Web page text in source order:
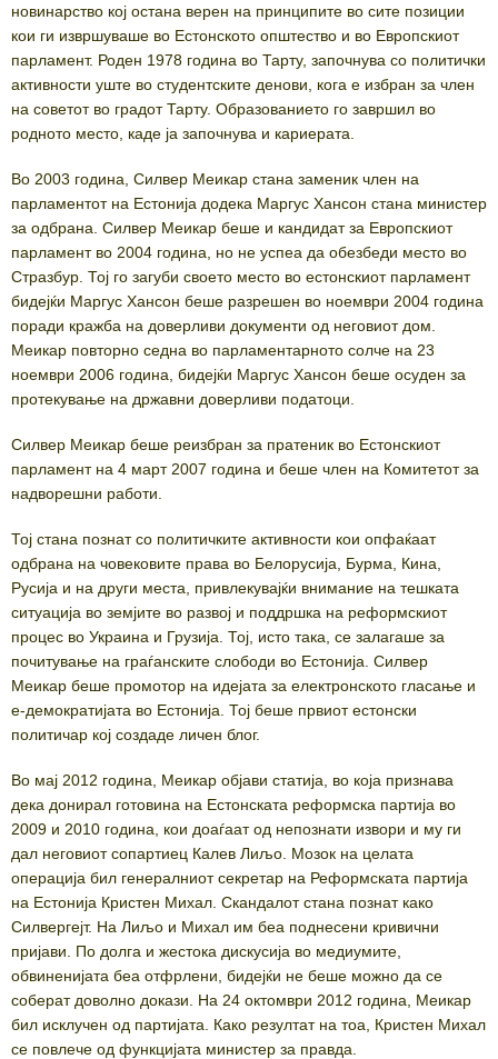
новинарство кој остана верен на принципите во сите позиции
кои ги извршуваше во Естонското општество и во Европскиот
парламент. Роден 1978 година во Тарту, започнува со политички
активности уште во студентските денови, кога е избран за член
на советот во градот Тарту. Образованието го завршил во
родното место, каде ја започнува и кариерата.
Во 2003 година, Силвер Меикар стана заменик член на
парламентот на Естонија додека Маргус Хансон стана министер
за одбрана. Силвер Меикар беше и кандидат за Европскиот
парламент во 2004 година, но не успеа да обезбеди место во
Стразбур. Тој го загуби своето место во естонскиот парламент
бидејќи Маргус Хансон беше разрешен во ноември 2004 година
поради кражба на доверливи документи од неговиот дом.
Меикар повторно седна во парламентарното солче на 23
ноември 2006 година, бидејќи Маргус Хансон беше осуден за
протекување на државни доверливи податоци.
Силвер Меикар беше реизбран за пратеник во Естонскиот
парламент на 4 март 2007 година и беше член на Комитетот за
надворешни работи.
Тој стана познат со политичките активности кои опфаќаат
одбрана на човековите права во Белорусија, Бурма, Кина,
Русија и на други места, привлекувајќи внимание на тешката
ситуација во земјите во развој и поддршка на реформскиот
процес во Украина и Грузија. Тој, исто така, се залагаше за
почитување на граѓанските слободи во Естонија. Силвер
Меикар беше промотор на идејата за електронското гласање и
е-демократијата во Естонија. Тој беше првиот естонски
политичар кој создаде личен блог.
Во мај 2012 година, Меикар објави статија, во која признава
дека донирал готовина на Естонската реформска партија во
2009 и 2010 година, кои доаѓаат од непознати извори и му ги
дал неговиот сопартиец Калев Лиљо. Мозок на целата
операција бил генералниот секретар на Реформската партија
на Естонија Кристен Михал. Скандалот стана познат како
Силвергејт. На Лиљо и Михал им беа поднесени кривични
пријави. По долга и жестока дискусија во медиумите,
обвиненијата беа отфрлени, бидејќи не беше можно да се
соберат доволно докази. На 24 октомври 2012 година, Меикар
бил исклучен од партијата. Како резултат на тоа, Кристен Михал
се повлече од функцијата министер за правда.